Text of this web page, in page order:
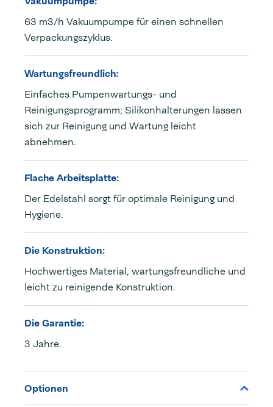
63 m3/h Vakuumpumpe für einen schnellen
Verpackungszyklus.
Wartungsfreundlich:
Einfaches Pumpenwartungs- und
Reinigungsprogramm; Silikonhalterungen lassen
sich zur Reinigung und Wartung leicht
abnehmen.
Flache Arbeitsplatte:
Der Edelstahl sorgt für optimale Reinigung und
Hygiene.
Die Konstruktion:
Hochwertiges Material, wartungsfreundliche und
leicht zu reinigende Konstruktion.
Die Garantie:
3 Jahre.
Optionen